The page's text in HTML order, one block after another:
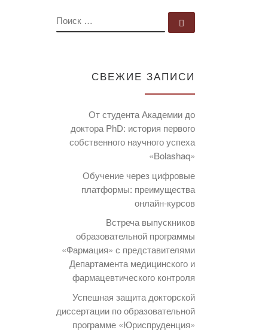
ПОИСК
СВЕЖИЕ ЗАПИСИ
От студента Академии до
доктора PhD: история первого
собственного научного успеха
«Bolashaq»
Обучение через цифровые
платформы: преимущества
онлайн-курсов
Встреча выпускников
образовательной программы
«Фармация» с представителями
Департамента медицинского и
фармацевтического контроля
Успешная защита докторской
диссертации по образовательной
программе «Юриспруденция»